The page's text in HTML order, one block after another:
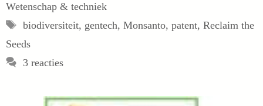
Wetenschap & techniek
Tags
biodiversiteit, gentech, Monsanto, patent, Reclaim the
Seeds
3 reacties